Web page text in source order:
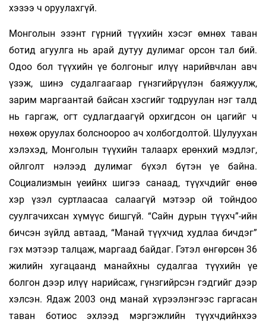
хэзээ ч оруулахгүй.
Монголын эзэнт гүрний түүхийн хэсэг өмнөх таван
ботид агуулга нь арай дутуу дулимаг орсон тал бий.
Одоо бол түүхийн үе болгоныг илүү нарийвчлан авч
үзэж, шинэ судалгаагаар гүнзгийрүүлэн баяжуулж,
зарим маргаантай байсан хэсгийг тодруулан нэг талд
нь гаргаж, огт судлагдаагүй орхигдсон он цагийг ч
нөхөж оруулах болсноороо ач холбогдолтой. Шулуухан
хэлэхэд, Монголын түүхийн талаарх ерөнхий мэдлэг,
ойлголт нэлээд дулимаг бүхэл бүтэн үе байна.
Социализмын үеийнх шигээ санаад, түүхчдийг өнөө
хэр үзэл суртлаасаа салаагүй мэтээр ой тойндоо
суулгачихсан хүмүүс бишгүй. “Сайн дурын түүхч”-ийн
бичсэн зүйлд автаад, “Манай түүхчид худлаа бичдэг”
гэх мэтээр талцаж, маргаад байдаг. Гэтэл өнгөрсөн 36
жилийн хугацаанд манайхны судалгаа түүхийн үе
болгон дээр илүү нарийсаж, гүнзгийрсэн гэдгийг дээр
хэлсэн. Ядаж 2003 онд манай хүрээлэнгээс гаргасан
таван ботиос эхлээд мэргэжлийн түүхчдийнхээ